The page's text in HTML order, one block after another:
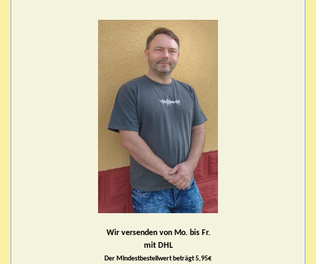
Wir versenden von Mo. bis Fr.
mit DHL
Der Mindestbestellwert beträgt 5,95€